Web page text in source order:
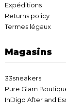
Expéditions
Returns policy
Termes légaux
Magasins
33sneakers
Pure Glam
InDigo After and